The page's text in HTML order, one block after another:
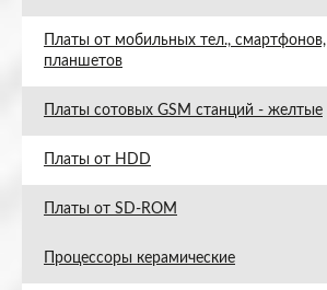
Платы от мобильных тел., смартфонов,
планшетов
Платы сотовых GSM станций - желтые
Платы от HDD
Платы от SD-ROM
Процессоры керамические